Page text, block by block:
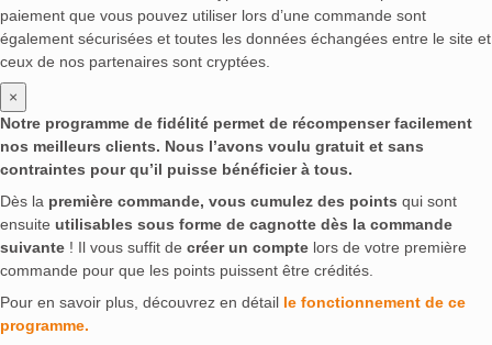
paiement que vous pouvez utiliser lors d’une commande sont
également sécurisées et toutes les données échangées entre le site et
ceux de nos partenaires sont cryptées.
×
Notre programme de fidélité permet de récompenser facilement
nos meilleurs clients. Nous l’avons voulu gratuit et sans
contraintes pour qu’il puisse bénéficier à tous.
Dès la première commande, vous cumulez des points qui sont
ensuite utilisables sous forme de cagnotte dès la commande
suivante ! Il vous suffit de créer un compte lors de votre première
commande pour que les points puissent être crédités.
Pour en savoir plus, découvrez en détail le fonctionnement de ce
programme.